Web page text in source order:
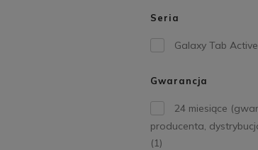
Seria
Galaxy Tab Active
Gwarancja
24 miesiące
producenta,
(1)